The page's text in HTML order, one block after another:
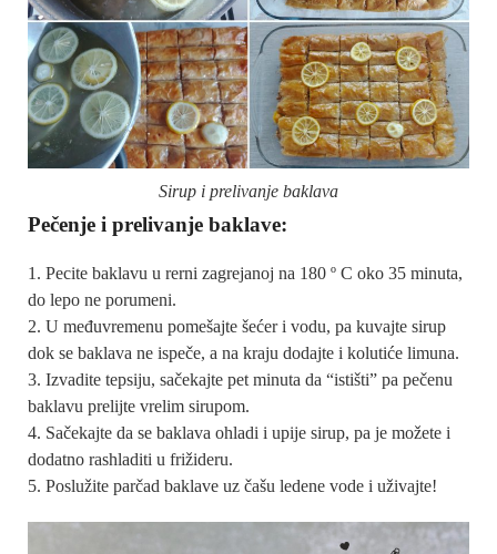
Sirup i prelivanje baklava
Pečenje i prelivanje baklave:
Pecite baklavu u rerni zagrejanoj na 180 º C oko 35 minuta,
do lepo ne porumeni.
U međuvremenu pomešajte šećer i vodu, pa kuvajte sirup
dok se baklava ne ispeče, a na kraju dodajte i kolutiće limuna.
Izvadite tepsiju, sačekajte pet minuta da “istišti” pa pečenu
baklavu prelijte vrelim sirupom.
Sačekajte da se baklava ohladi i upije sirup, pa je možete i
dodatno rashladiti u frižideru.
Poslužite parčad baklave uz čašu ledene vode i uživajte!